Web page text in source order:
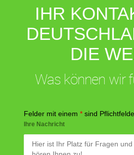
IHR
DIE
Was können wir
Felder mit einem * sind
Ihre Nachricht